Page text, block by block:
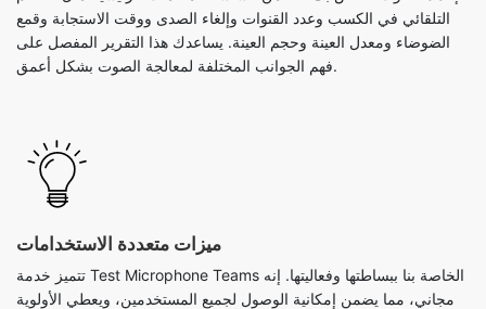
التلقائي في الكسب وعدد القنوات وإلغاء الصدى ووقت الاستجابة وقمع
الضوضاء ومعدل العينة وحجم العينة. يساعدك هذا التقرير المفصل على
فهم الجوانب المختلفة لمعالجة الصوت بشكل أعمق.
ميزات متعددة الاستخدامات
تتميز خدمة Test Microphone Teams الخاصة بنا ببساطتها وفعاليتها. إنه
مجاني، مما يضمن إمكانية الوصول لجميع المستخدمين، ويعطي الأولوية